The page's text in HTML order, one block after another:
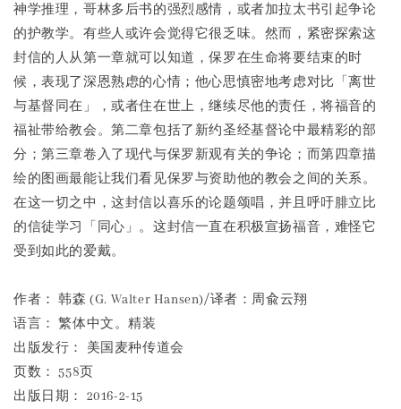
神学推理，哥林多后书的强烈感情，或者加拉太书引起争论
的护教学。有些人或许会觉得它很乏味。然而，紧密探索这
封信的人从第一章就可以知道，保罗在生命将要结束的时
候，表现了深恩熟虑的心情；他心思慎密地考虑对比「离世
与基督同在」，或者住在世上，继续尽他的责任，将福音的
福祉带给教会。第二章包括了新约圣经基督论中最精彩的部
分；第三章卷入了现代与保罗新观有关的争论；而第四章描
绘的图画最能让我们看见保罗与资助他的教会之间的关系。
在这一切之中，这封信以喜乐的论题颂唱，并且呼吁腓立比
的信徒学习「同心」。这封信一直在积极宣扬福音，难怪它
受到如此的爱戴。
作者： 韩森 (G. Walter Hansen)/译者：周兪云翔
语言： 繁体中文。精装
出版发行： 美国麦种传道会
页数： 558页
出版日期： 2016-2-15